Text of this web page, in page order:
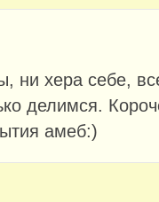
ни хера себе,
делимся.
амеб:)